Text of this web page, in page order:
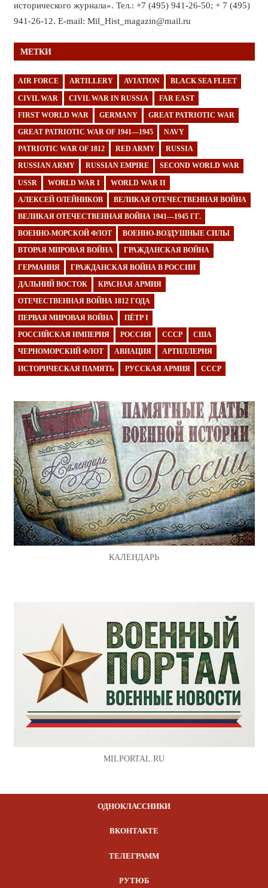
исторического журнала». Тел.: +7 (495) 941-26-50; + 7 (495)
941-26-12. E-mail: Mil_Hist_magazin@mail.ru
МЕТКИ
AIR FORCE ARTILLERY AVIATION BLACK SEA FLEET
CIVIL WAR CIVIL WAR IN RUSSIA FAR EAST
FIRST WORLD WAR GERMANY GREAT PATRIOTIC WAR
GREAT PATRIOTIC WAR OF 1941—1945 NAVY
PATRIOTIC WAR OF 1812 RED ARMY RUSSIA
RUSSIAN ARMY RUSSIAN EMPIRE SECOND WORLD WAR
USSR WORLD WAR I WORLD WAR II
АЛЕКСЕЙ ОЛЕЙНИКОВ ВЕЛИКАЯ ОТЕЧЕСТВЕННАЯ ВОЙНА
ВЕЛИКАЯ ОТЕЧЕСТВЕННАЯ ВОЙНА 1941—1945 ГГ.
ВОЕННО-МОРСКОЙ ФЛОТ ВОЕННО-ВОЗДУШНЫЕ СИЛЫ
ВТОРАЯ МИРОВАЯ ВОЙНА ГРАЖДАНСКАЯ ВОЙНА
ГЕРМАНИЯ ГРАЖДАНСКАЯ ВОЙНА В РОССИИ
ДАЛЬНИЙ ВОСТОК КРАСНАЯ АРМИЯ
ОТЕЧЕСТВЕННАЯ ВОЙНА 1812 ГОДА
ПЕРВАЯ МИРОВАЯ ВОЙНА ПЁТР I
РОССИЙСКАЯ ИМПЕРИЯ РОССИЯ СССР США
ЧЕРНОМОРСКИЙ ФЛОТ АВИАЦИЯ АРТИЛЛЕРИЯ
ИСТОРИЧЕСКАЯ ПАМЯТЬ РУССКАЯ АРМИЯ СССР
КАЛЕНДАРЬ
MILPORTAL.RU
ОДНОКЛАССНИКИ
ВКОНТАКТЕ
ТЕЛЕГРАММ
РУТЮБ